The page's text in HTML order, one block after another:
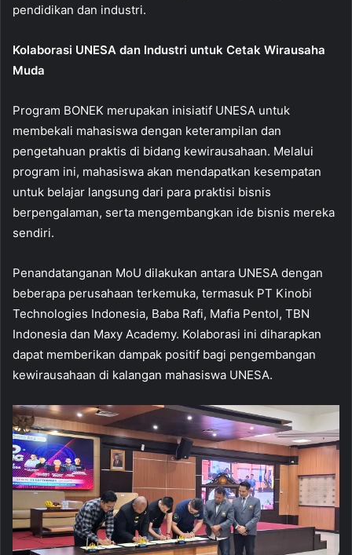
pendidikan dan industri.
Kolaborasi UNESA dan Industri untuk Cetak Wirausaha
Muda
Program BONEK merupakan inisiatif UNESA untuk
membekali mahasiswa dengan keterampilan dan
pengetahuan praktis di bidang kewirausahaan. Melalui
program ini, mahasiswa akan mendapatkan kesempatan
untuk belajar langsung dari para praktisi bisnis
berpengalaman, serta mengembangkan ide bisnis mereka
sendiri.
Penandatanganan MoU dilakukan antara UNESA dengan
beberapa perusahaan terkemuka, termasuk PT Kinobi
Technologies Indonesia, Baba Rafi, Mafia Pentol, TBN
Indonesia dan Maxy Academy. Kolaborasi ini diharapkan
dapat memberikan dampak positif bagi pengembangan
kewirausahaan di kalangan mahasiswa UNESA.